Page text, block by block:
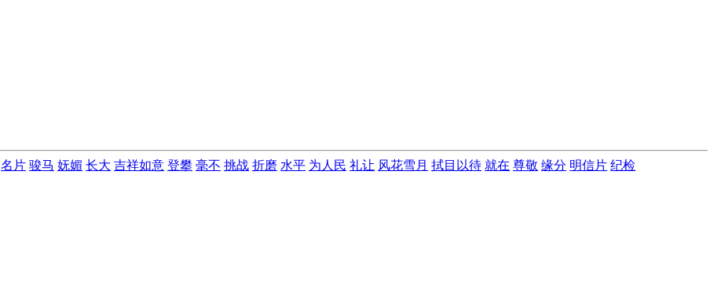
名片 骏马 妩媚 长大 吉祥如意 登攀 毫不 挑战 折磨 水平 为人民 礼让 风花雪月 拭目以待 就在 尊敬 缘分 明信片 纪检